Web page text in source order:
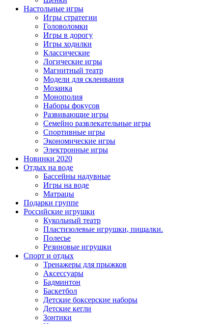
Настольные игры
Игры стратегии
Головоломки
Игры в дорогу
Игры ходилки
Классические
Логические игры
Магнитный театр
Модели для склеивания
Мозаика
Монополия
Наборы фокусов
Развивающие игры
Семейно развлекательные игры
Спортивные игры
Экономические игры
Электронные игры
Новинки 2020
Отдых на воде
Бассейны надувные
Игры на воде
Матрацы
Подарки группе
Российские игрушки
Кукольный театр
Пластизолевые игрушки, пищалки.
Полесье
Резиновые игрушки
Спорт и отдых
Тренажеры для прыжков
Аксессуары
Бадминтон
Баскетбол
Детские боксерские наборы
Детские кегли
Зонтики